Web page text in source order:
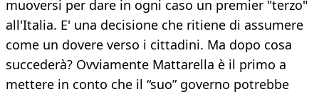
muoversi per dare in ogni caso un premier "terzo"
all'Italia. E' una decisione che ritiene di assumere
come un dovere verso i cittadini. Ma dopo cosa
succederà? Ovviamente Mattarella è il primo a
mettere in conto che il “suo” governo potrebbe